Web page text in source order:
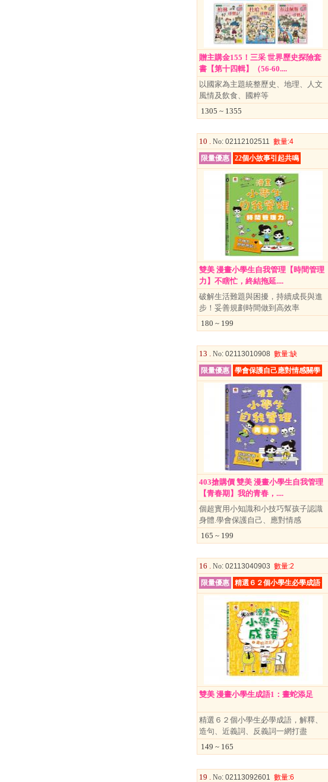
贈主購金155！三采 世界歷史探險套
書【第十四輯】（56-60....
以國家為主題統整歷史、地理、人文
風情及飲食、國粹等
1305 ~ 1355
10 .No: 02112102511 數量:4
限量優惠
22個小故事引起共鳴
雙美 漫畫小學生自我管理【時間管理
力】不瞎忙，終結拖延....
破解生活難題與困擾，持續成長與進
步！妥善規劃時間做到高效率
180 ~ 199
13 .No: 02113010908 數量:缺
限量優惠
學會保護自己應對情感關學
403搶購價 雙美 漫畫小學生自我管理
【青春期】我的青春，....
個超實用小知識和小技巧幫孩子認識
身體.學會保護自己、應對情感
165 ~ 199
16 .No: 02113040903 數量:2
限量優惠
精選６２個小學生必學成語
雙美 漫畫小學生成語1：畫蛇添足
精選６２個小學生必學成語，解釋、
造句、近義詞、反義詞一網打盡
149 ~ 165
19 .No: 02113092601 數量:6